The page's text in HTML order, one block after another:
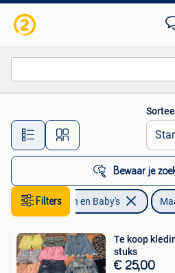
Alle afstanden…
Bewaar je
Filters
Kinderen en Baby's
Te koop
stuks
€ 25,00